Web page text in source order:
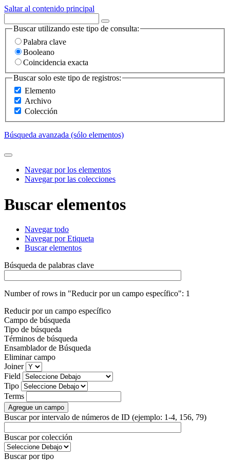
Saltar al contenido principal
Buscar utilizando este tipo de consulta:
Palabra clave
Booleano
Coincidencia exacta
Buscar solo este tipo de registros:
Elemento
Archivo
Colección
Búsqueda avanzada (sólo elementos)
Navegar por los elementos
Navegar por las colecciones
Buscar elementos
Navegar todo
Navegar por Etiqueta
Buscar elementos
Búsqueda de palabras clave
Number of rows in "Reducir por un campo específico": 1
Reducir por un campo específico
Campo de búsqueda
Tipo de búsqueda
Términos de búsqueda
Ensamblador de Búsqueda
Eliminar campo
Joiner
Field
Tipo
Terms
Agregue un campo
Buscar por intervalo de números de ID (ejemplo: 1-4, 156, 79)
Buscar por colección
Buscar por tipo